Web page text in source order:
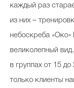
каждый раз
из них –
небоскреба
великолепный
в группах от 15
только клиенты